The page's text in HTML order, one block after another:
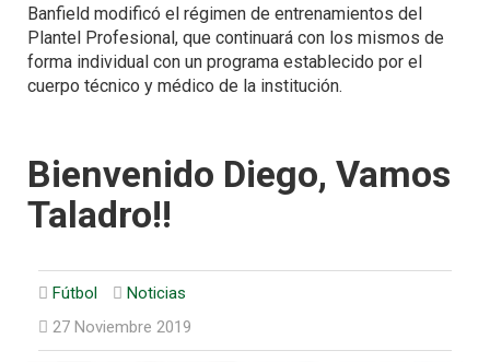
Banfield modificó el régimen de entrenamientos del
Plantel Profesional, que continuará con los mismos de
forma individual con un programa establecido por el
cuerpo técnico y médico de la institución.
Bienvenido Diego, Vamos
Taladro!!
Fútbol
Noticias
27 Noviembre 2019